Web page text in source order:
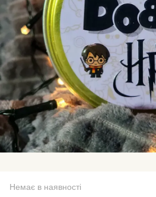
Немає в наявності